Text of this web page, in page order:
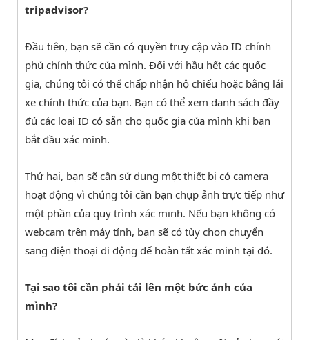
tripadvisor?
Đầu tiên, bạn sẽ cần có quyền truy cập vào ID chính
phủ chính thức của mình. Đối với hầu hết các quốc
gia, chúng tôi có thể chấp nhận hộ chiếu hoặc bằng lái
xe chính thức của bạn. Bạn có thể xem danh sách đầy
đủ các loại ID có sẵn cho quốc gia của mình khi bạn
bắt đầu xác minh.
Thứ hai, bạn sẽ cần sử dụng một thiết bị có camera
hoạt động vì chúng tôi cần bạn chụp ảnh trực tiếp như
một phần của quy trình xác minh. Nếu bạn không có
webcam trên máy tính, bạn sẽ có tùy chọn chuyển
sang điện thoại di động để hoàn tất xác minh tại đó.
Tại sao tôi cần phải tải lên một bức ảnh của
mình?